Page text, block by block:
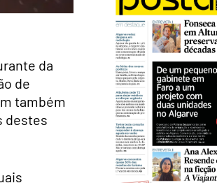
da
de
também
destes